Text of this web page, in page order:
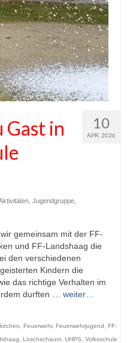
10
APR. 2026
Gast in
Jugendgruppe
gemeinsam mit der FF-
und FF-Landshaag die
den verschiedenen
Kindern die
das richtige Verhalten im
durften … weiter…
Feuerwehr, Feuerwehrjugend
FF-
Löschschaum UHPS Volksschule